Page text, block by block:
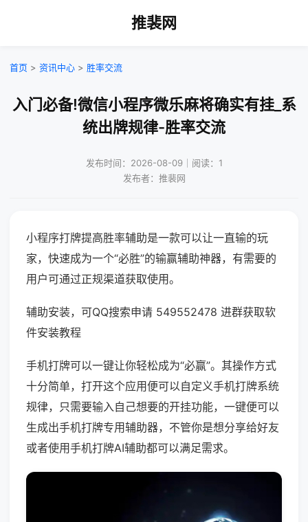
推裴网
首页 > 资讯中心 > 胜率交流
入门必备!微信小程序微乐麻将确实有挂_系
统出牌规律-胜率交流
发布时间：2026-08-09｜阅读：1
发布者：推裴网
小程序打牌提高胜率辅助是一款可以让一直输的玩
家，快速成为一个“必胜”的输赢辅助神器，有需要的
用户可通过正规渠道获取使用。
辅助安装，可QQ搜索申请 549552478 进群获取软
件安装教程
手机打牌可以一键让你轻松成为“必赢”。其操作方式
十分简单，打开这个应用便可以自定义手机打牌系统
规律，只需要输入自己想要的开挂功能，一键便可以
生成出手机打牌专用辅助器，不管你是想分享给好友
或者使用手机打牌AI辅助都可以满足需求。